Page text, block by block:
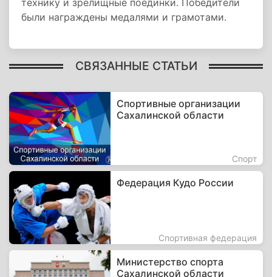
технику и зрелищные поединки. Победители
были награждены медалями и грамотами.
СВЯЗАННЫЕ СТАТЬИ
Спортивные организации
Сахалинской области
Спорт
Федерация Кудо России
Спортивная федерация
Министерство спорта
Сахалинской области